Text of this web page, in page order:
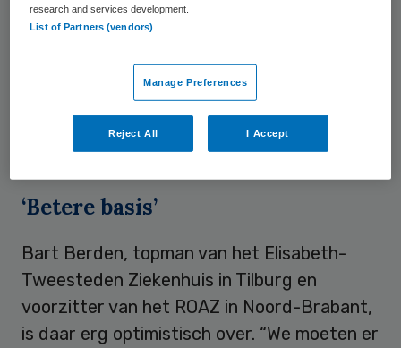
coronacrisis op een gegeven moment hoger,
viel. Met een flexibele capaciteit van 1700
bedden, zou maar 20 procent van de
reguliere zorg hoeven uitvallen bij een
nieuwe coronapiek.
‘Betere basis’
Bart Berden, topman van het Elisabeth-
Tweesteden Ziekenhuis in Tilburg en
voorzitter van het ROAZ in Noord-Brabant,
is daar erg optimistisch over. “We moeten er
research and services development.
List of Partners (vendors)
Manage Preferences
Reject All I Accept